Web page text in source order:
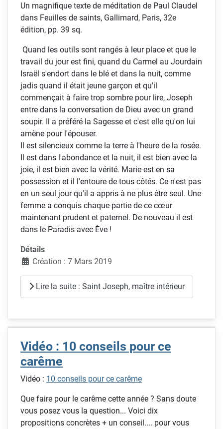
Un magnifique texte de méditation de Paul Claudel
dans Feuilles de saints, Gallimard, Paris, 32e
édition, pp. 39 sq.
Quand les outils sont rangés à leur place et que le
travail du jour est fini, quand du Carmel au Jourdain
Israël s'endort dans le blé et dans la nuit, comme
jadis quand il était jeune garçon et qu'il
commençait à faire trop sombre pour lire, Joseph
entre dans la conversation de Dieu avec un grand
soupir. Il a préféré la Sagesse et c'est elle qu'on lui
amène pour l'épouser.
Il est silencieux comme la terre à l'heure de la rosée.
Il est dans l'abondance et la nuit, il est bien avec la
joie, il est bien avec la vérité. Marie est en sa
possession et il l'entoure de tous côtés. Ce n'est pas
en un seul jour qu'il a appris à ne plus être seul. Une
femme a conquis chaque partie de ce cœur
maintenant prudent et paternel. De nouveau il est
dans le Paradis avec Ève !
Détails
Création : 7 Mars 2019
Lire la suite : Saint Joseph, maître intérieur
Vidéo : 10 conseils pour ce
carême
Vidéo : 10 conseils pour ce carême
Que faire pour le carême cette année ? Sans doute
vous posez vous la question... Voici dix
propositions concrètes + un conseil.... pourvous